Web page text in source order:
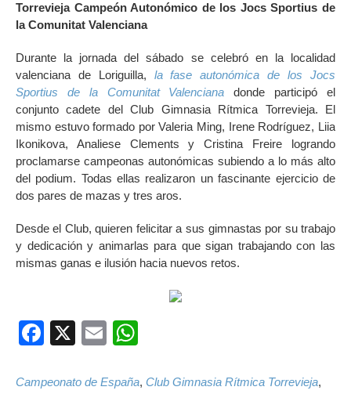
Torrevieja Campeón Autonómico de los Jocs Sportius de
la Comunitat Valenciana
Durante la jornada del sábado se celebró en la localidad
valenciana de Loriguilla, la fase autonómica de los Jocs
Sportius de la Comunitat Valenciana donde participó el
conjunto cadete del Club Gimnasia Rítmica Torrevieja. El
mismo estuvo formado por Valeria Ming, Irene Rodríguez, Liia
Ikonikova, Analiese Clements y Cristina Freire logrando
proclamarse campeonas autonómicas subiendo a lo más alto
del podium. Todas ellas realizaron un fascinante ejercicio de
dos pares de mazas y tres aros.
Desde el Club, quieren felicitar a sus gimnastas por su trabajo
y dedicación y animarlas para que sigan trabajando con las
mismas ganas e ilusión hacia nuevos retos.
Facebook
X Email
Campeonato de España, Club Gimnasia Rítmica Torrevieja,